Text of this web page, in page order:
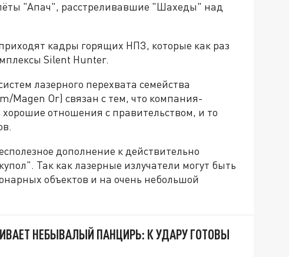
"Апач", расстреливавшие "Шахеды" над
кадры горящих НПЗ, которые как раз
Silent Hunter.
лазерного перехвата семейства
Or) связан с тем, что компания-
отношения с правительством, и то
дополнение к действительно
Так как лазерные излучатели могут быть
объектов и на очень небольшой
НЕБЫВАЛЫЙ ПАНЦИРЬ: К УДАРУ ГОТОВЫ